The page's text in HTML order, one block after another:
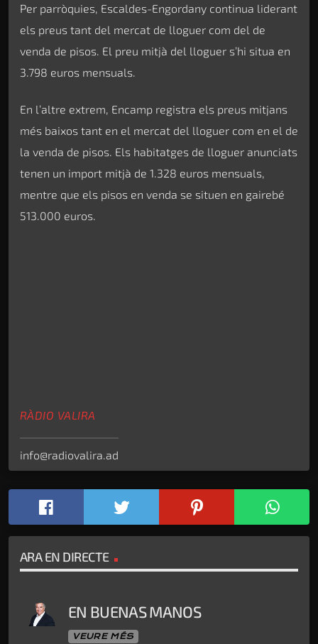
Per parròquies, Escaldes-Engordany continua liderant
els preus tant del mercat de lloguer com del de
venda de pisos. El preu mitjà del lloguer s’hi situa en
3.798 euros mensuals.
En l’altre extrem, Encamp registra els preus mitjans
més baixos tant en el mercat del lloguer com en el de
la venda de pisos. Els habitatges de lloguer anunciats
tenen un import mitjà de 1.328 euros mensuals,
mentre que els pisos en venda se situen en gairebé
513.000 euros.
RÀDIO VALIRA
info@radiovalira.ad
ARA EN DIRECTE
EN BUENAS MANOS
VEURE MÉS